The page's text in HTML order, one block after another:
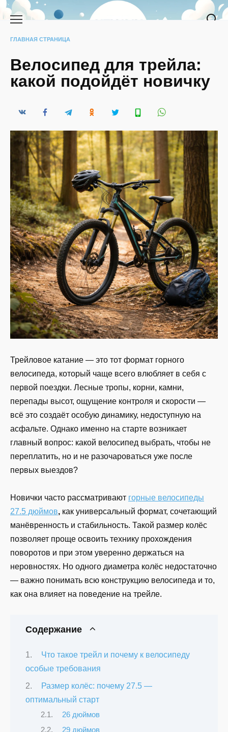
Перейти
ГЛАВНАЯ СТРАНИЦА
Велосипед для трейла:
какой подойдёт новичку
Трейловое катание — это тот формат горного
велосипеда, который чаще всего влюбляет в себя с
первой поездки. Лесные тропы, корни, камни,
перепады высот, ощущение контроля и скорости —
всё это создаёт особую динамику, недоступную на
асфальте. Однако именно на старте возникает
главный вопрос: какой велосипед выбрать, чтобы не
переплатить, но и не разочароваться уже после
первых выездов?
Новички часто рассматривают горные велосипеды
27.5 дюймов, как универсальный формат, сочетающий
манёвренность и стабильность. Такой размер колёс
позволяет проще освоить технику прохождения
поворотов и при этом уверенно держаться на
неровностях. Но одного диаметра колёс недостаточно
— важно понимать всю конструкцию велосипеда и то,
как она влияет на поведение на трейле.
Содержание
Что такое трейл и почему к велосипеду
особые требования
Размер колёс: почему 27.5 —
оптимальный старт
26 дюймов
29 дюймов